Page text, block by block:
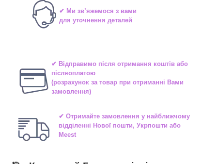
✔ Ми зв’яжемося з вами
для уточнення деталей
✔ Відправимо після отримання коштів або
післяоплатою
(розрахунок за товар при отриманні Вами
замовлення)
✔ Отримайте замовлення у найближчому
відділенні Нової пошти, Укрпошти або
Meest